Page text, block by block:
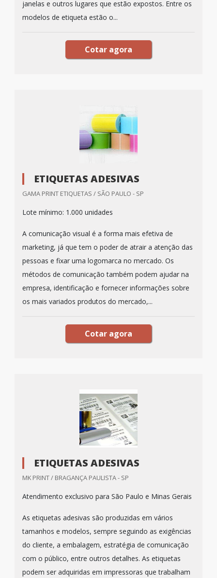
janelas e outros lugares que estão expostos. Entre os
modelos de etiqueta estão o...
Cotar agora
ETIQUETAS ADESIVAS
GAMA PRINT ETIQUETAS / SÃO PAULO - SP
Lote mínimo: 1.000 unidades
A comunicação visual é a forma mais efetiva de
marketing, já que tem o poder de atrair a atenção das
pessoas e fixar uma logomarca no mercado. Os
métodos de comunicação também podem ajudar na
empresa, identificação e fornecer informações sobre
os mais variados produtos do mercado,...
Cotar agora
ETIQUETAS ADESIVAS
MK PRINT / BRAGANÇA PAULISTA - SP
Atendimento exclusivo para São Paulo e Minas Gerais
As etiquetas adesivas são produzidas em vários
tamanhos e modelos, sempre seguindo as exigências
do cliente, a embalagem, estratégia de comunicação
com o público, entre outros detalhes. As etiquetas
podem ser adquiridas em impressoras que trabalham